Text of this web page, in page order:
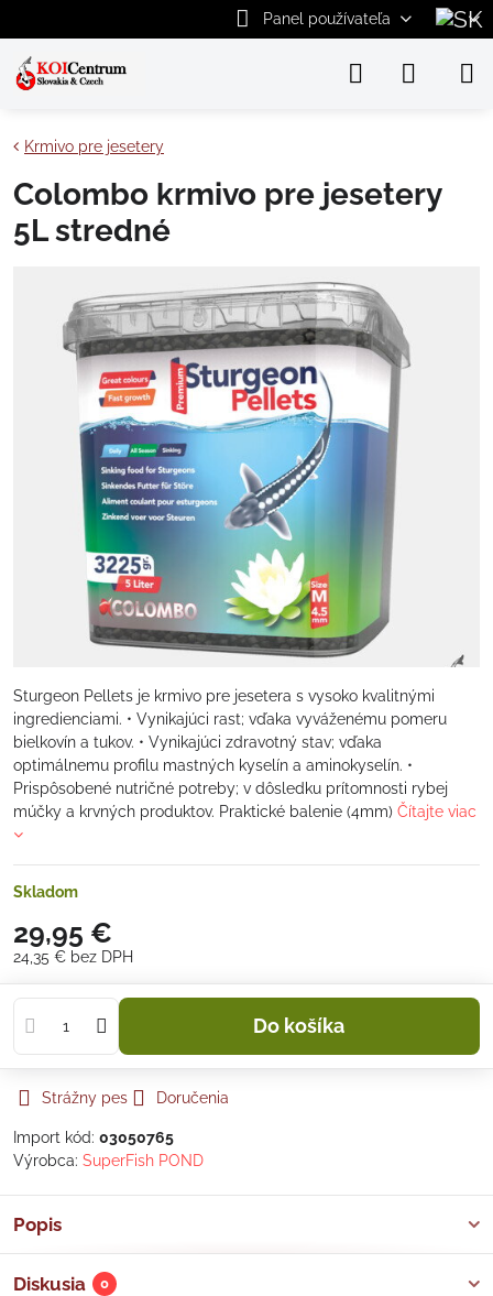
Panel používateľa
Krmivo pre jesetery
Colombo krmivo pre jesetery
5L stredné
Sturgeon Pellets je krmivo pre jesetera s vysoko kvalitnými
ingredienciami. • Vynikajúci rast; vďaka vyváženému pomeru
bielkovín a tukov. • Vynikajúci zdravotný stav; vďaka
optimálnemu profilu mastných kyselín a aminokyselín. •
Prispôsobené nutričné ​​potreby; v dôsledku prítomnosti rybej
múčky a krvných produktov. Praktické balenie (4mm) Čítajte viac
Skladom
29,95 €
24,35 € bez DPH
Do košíka
Strážny pes Doručenia
Import kód: 03050765
Výrobca: SuperFish POND
Popis
Diskusia 0